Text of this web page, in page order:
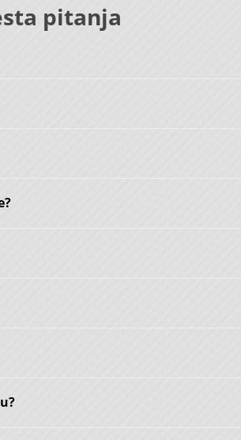
pitanja